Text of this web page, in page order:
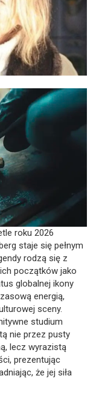
roku 2026
staje się pełnym
rodzą się z
początków jako
globalnej ikony
energią,
sceny.
studium
nie przez pusty
lecz wyrazistą
prezentując
że jej siła